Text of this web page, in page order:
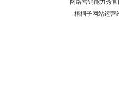
网络营销能力秀官
梧桐子网站运营